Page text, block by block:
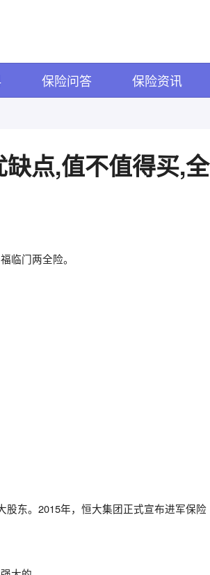
保险问答 保险资讯
点,值不值得买,全
临门两全险。
东。2015年，恒大集团正式宣布进军保险